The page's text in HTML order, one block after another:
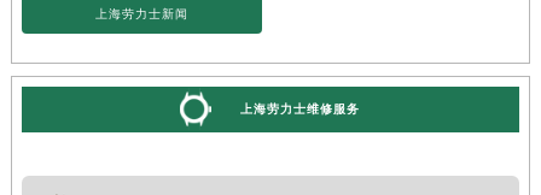
上海劳力士新闻
上海劳力士维修服务